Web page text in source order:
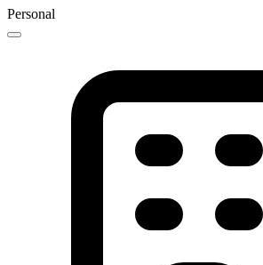
Personal